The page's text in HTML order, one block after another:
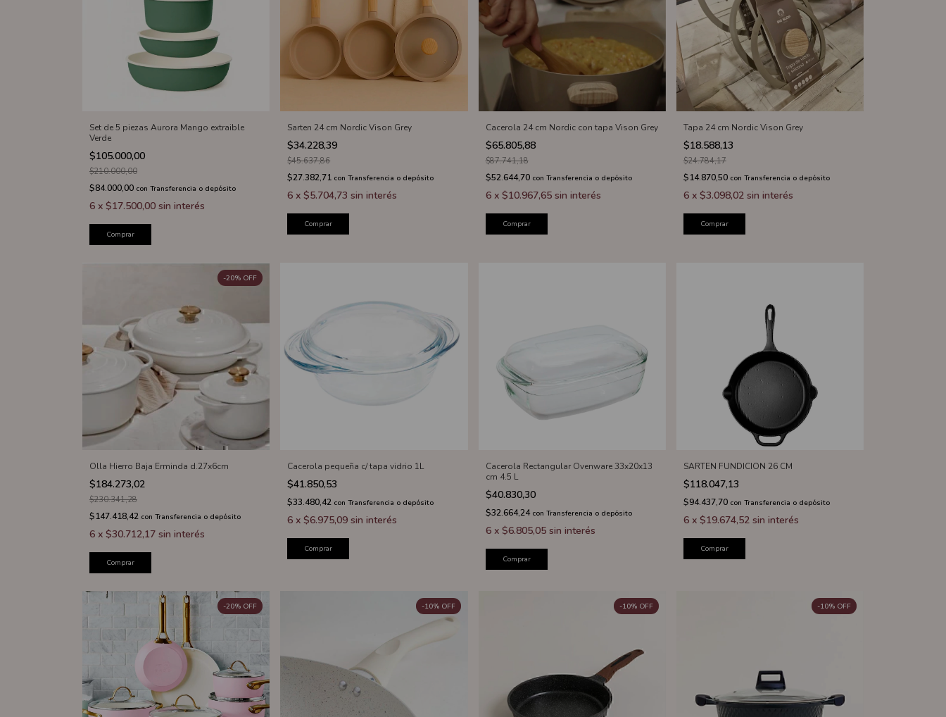
Set de 5 piezas Aurora Mango extraible
Verde
$105.000,00
$210.000,00
$84.000,00 con Transferencia o depósito
6 x $17.500,00 sin interés
Comprar
Sarten 24 cm Nordic Vison Grey
$34.228,39
$45.637,86
$27.382,71 con Transferencia o depósito
6 x$5.704,73 sin interés
Comprar
Cacerola 24 cm Nordic con tapa Vison Grey
$65.805,88
$87.741,18
$52.644,70 con Transferencia o depósito
6 x $10.967,65 sin interés
Comprar
Tapa 24 cm Nordic Vison Grey
$18.588,13
$24.784,17
$14.870,50 con Transferencia o depósito
6 x $3.098,02 sin interés
Comprar
Olla Hierro Baja Erminda d.27x6cm
$184.273,02
-20% OFF
$230.341,28
$147.418,42 con Transferencia o depósito
6 x $30.712,17 sin interés
Comprar
Cacerola pequeña c/ tapa vidrio 1L
$41.850,53
$33.480,42 con Transferencia o depósito
6 x$6.975,09 sin interés
Comprar
Cacerola Rectangular Ovenware 33x20x13
cm 4.5 L
$40.830,30
$32.664,24 con Transferencia o depósito
6 x $6.805,05 sin interés
Comprar
SARTEN FUNDICION 26 CM
$118.047,13
$94.437,70 con Transferencia o depósito
6 x $19.674,52 sin interés
Comprar
-20% OFF -10% OFF -10% OFF -10% OFF